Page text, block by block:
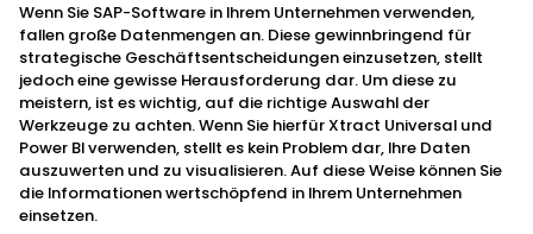
Wenn Sie SAP-Software in Ihrem Unternehmen verwenden,
fallen große Datenmengen an. Diese gewinnbringend für
strategische Geschäftsentscheidungen einzusetzen, stellt
jedoch eine gewisse Herausforderung dar. Um diese zu
meistern, ist es wichtig, auf die richtige Auswahl der
Werkzeuge zu achten. Wenn Sie hierfür Xtract Universal und
Power BI verwenden, stellt es kein Problem dar, Ihre Daten
auszuwerten und zu visualisieren. Auf diese Weise können Sie
die Informationen wertschöpfend in Ihrem Unternehmen
einsetzen.